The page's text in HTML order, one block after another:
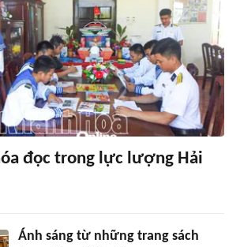
đọc trong lực lượng Hải
Ánh sáng từ những trang sách